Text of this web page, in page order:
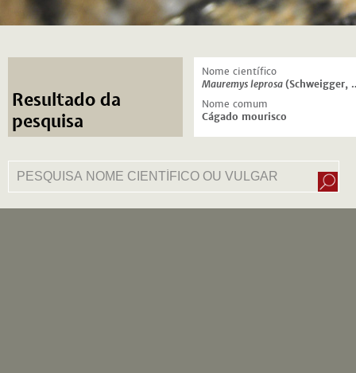
Resultado da
pesquisa
Nome científico
Mauremys leprosa(Schweigger, 1812)
Nome comum
Cágado mourisco